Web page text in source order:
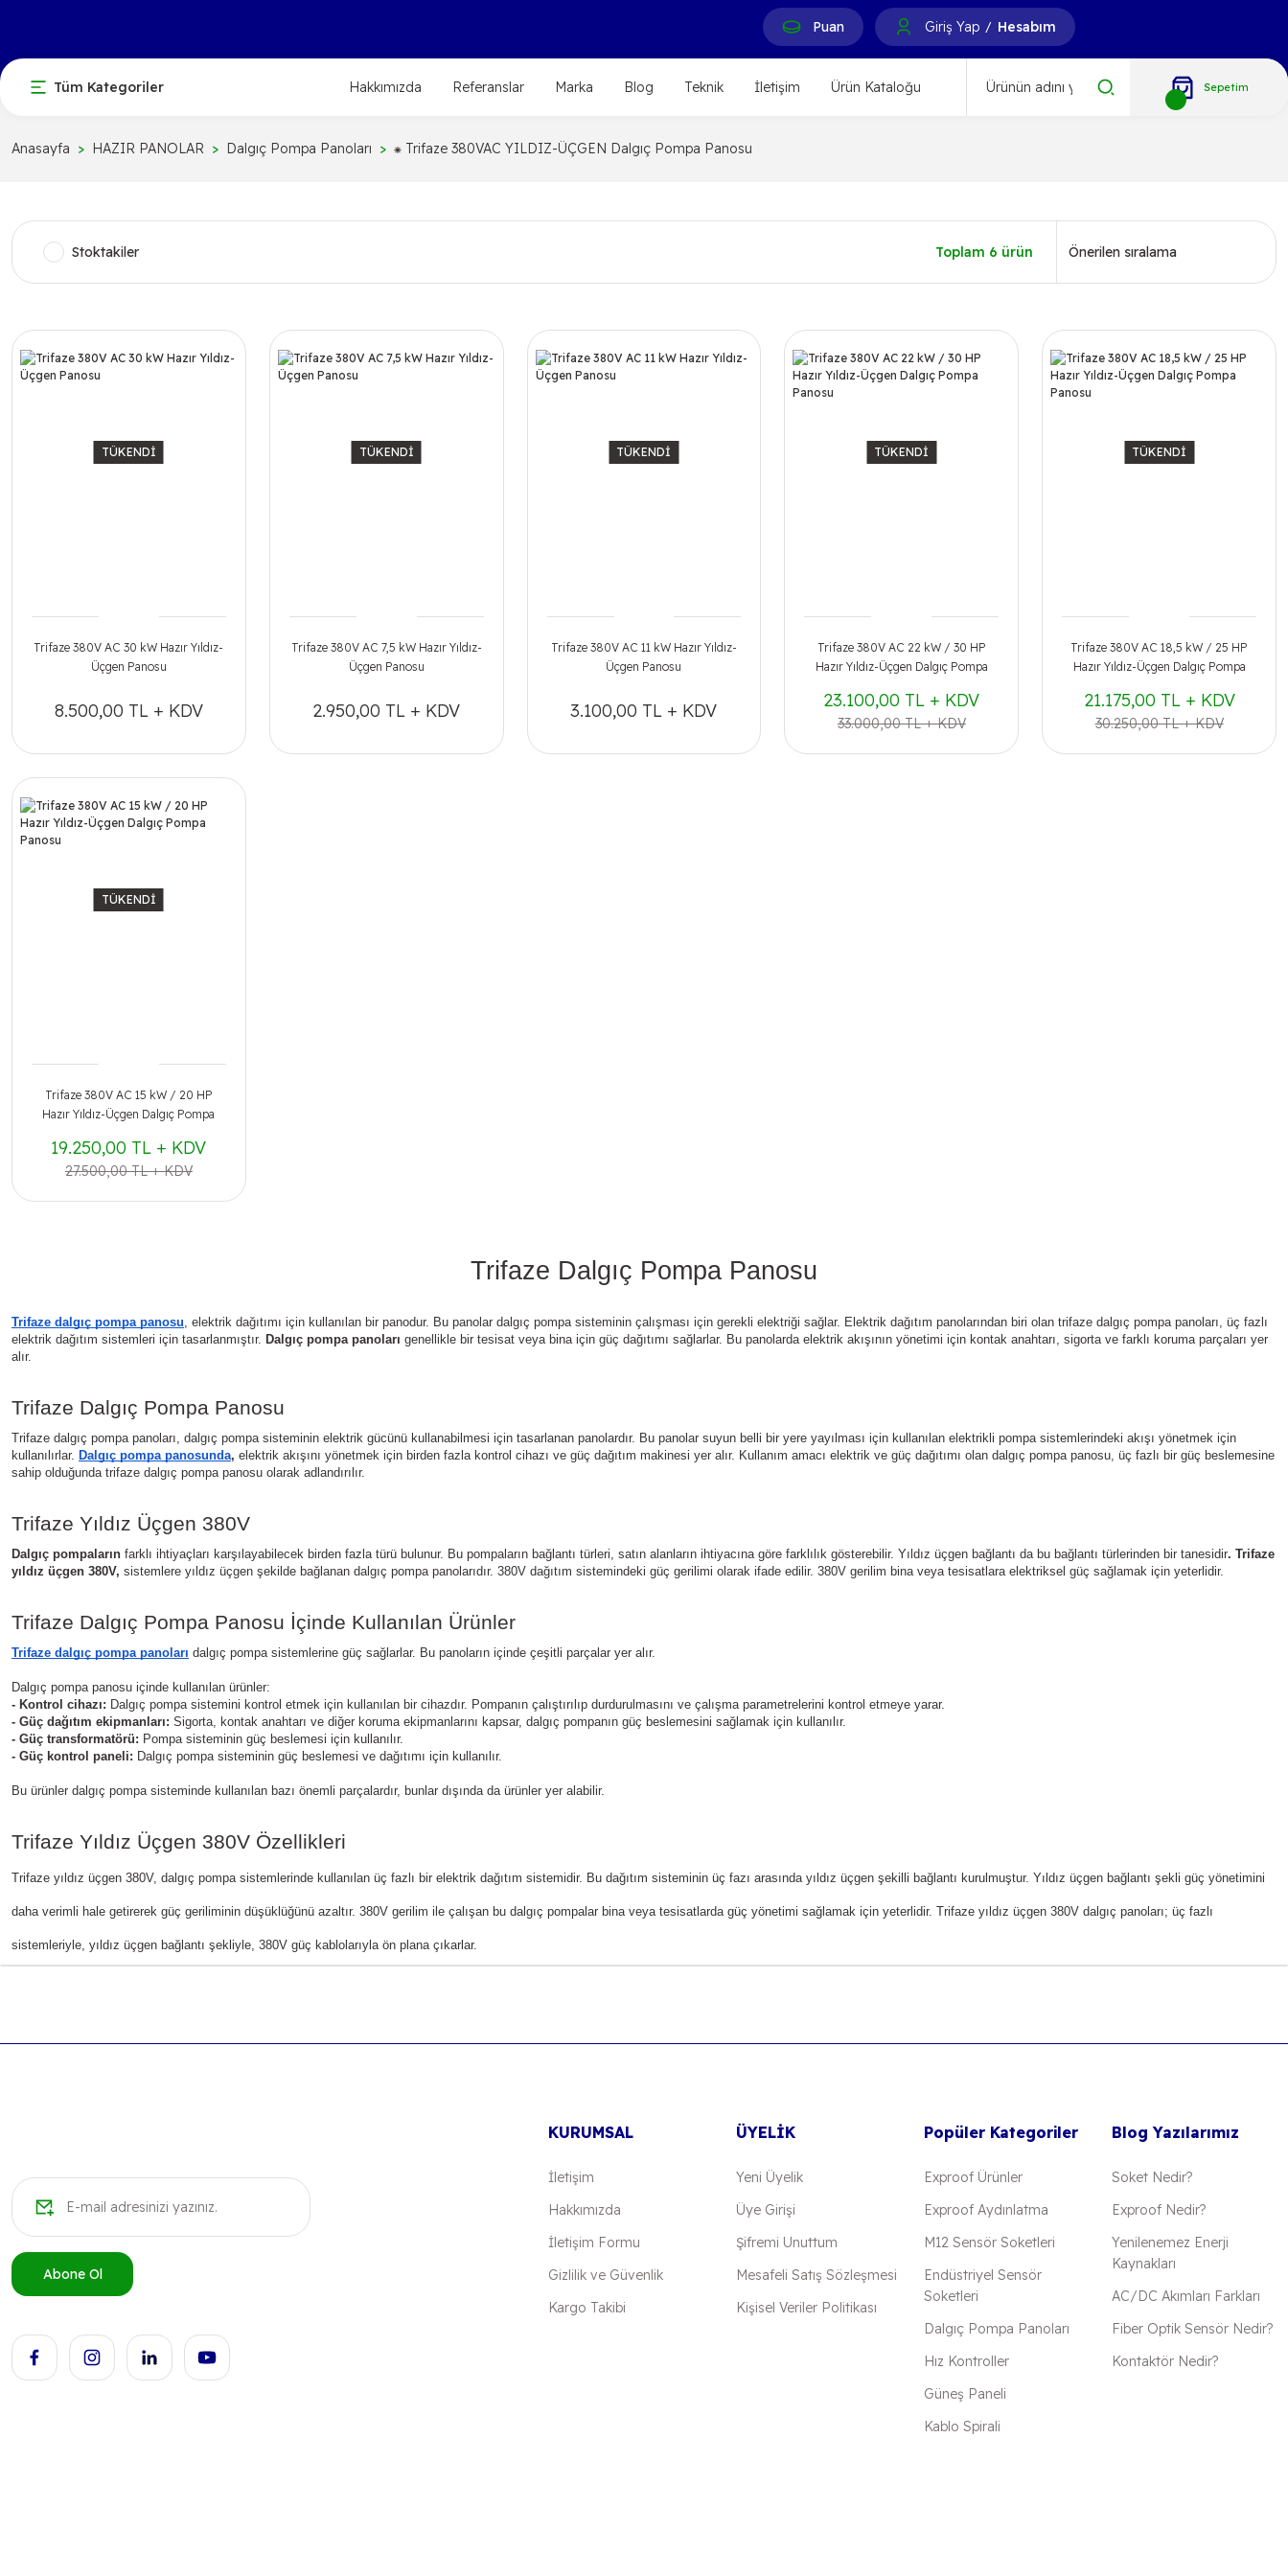
Puan Giriş Yap / Hesabım
Tüm Kategoriler Hakkımızda Referanslar Marka Blog Teknik İletişim Ürün Kataloğu Sepetim
Anasayfa HAZIR PANOLAR Dalgıç Pompa Panoları ⁕ Trifaze 380VAC YILDIZ-ÜÇGEN Dalgıç Pompa Panosu
Stoktakiler Toplam 6 ürün
TÜKENDİ
Trifaze 380V AC 30 kW Hazır Yıldız-
Üçgen Panosu
8.500,00 TL + KDV
TÜKENDİ
Trifaze 380V AC 7,5 kW Hazır Yıldız-
Üçgen Panosu
2.950,00 TL + KDV
TÜKENDİ
Trifaze 380V AC 11 kW Hazır Yıldız-
Üçgen Panosu
3.100,00 TL + KDV
TÜKENDİ
Trifaze 380V AC 22 kW / 30 HP
Hazır Yıldız-Üçgen Dalgıç Pompa
23.100,00 TL + KDV
33.000,00 TL + KDV
TÜKENDİ
Trifaze 380V AC 18,5 kW / 25 HP
Hazır Yıldız-Üçgen Dalgıç Pompa
21.175,00 TL + KDV
30.250,00 TL + KDV
TÜKENDİ
Trifaze 380V AC 15 kW / 20 HP
Hazır Yıldız-Üçgen Dalgıç Pompa
19.250,00 TL + KDV
27.500,00 TL + KDV
Trifaze Dalgıç Pompa Panosu
Trifaze dalgıç pompa panosu, elektrik dağıtımı için kullanılan bir panodur. Bu panolar dalgıç pompa sisteminin çalışması için gerekli elektriği sağlar. Elektrik dağıtım panolarından biri olan trifaze dalgıç pompa panoları, üç fazlı
elektrik dağıtım sistemleri için tasarlanmıştır. Dalgıç pompa panoları genellikle bir tesisat veya bina için güç dağıtımı sağlarlar. Bu panolarda elektrik akışının yönetimi için kontak anahtarı, sigorta ve farklı koruma parçaları yer
alır.
Trifaze Dalgıç Pompa Panosu
Trifaze dalgıç pompa panoları, dalgıç pompa sisteminin elektrik gücünü kullanabilmesi için tasarlanan panolardır. Bu panolar suyun belli bir yere yayılması için kullanılan elektrikli pompa sistemlerindeki akışı yönetmek için
kullanılırlar. Dalgıç pompa panosunda, elektrik akışını yönetmek için birden fazla kontrol cihazı ve güç dağıtım makinesi yer alır. Kullanım amacı elektrik ve güç dağıtımı olan dalgıç pompa panosu, üç fazlı bir güç beslemesine
sahip olduğunda trifaze dalgıç pompa panosu olarak adlandırılır.
Trifaze Yıldız Üçgen 380V
Dalgıç pompaların farklı ihtiyaçları karşılayabilecek birden fazla türü bulunur. Bu pompaların bağlantı türleri, satın alanların ihtiyacına göre farklılık gösterebilir. Yıldız üçgen bağlantı da bu bağlantı türlerinden bir tanesidir. Trifaze
yıldız üçgen 380V, sistemlere yıldız üçgen şekilde bağlanan dalgıç pompa panolarıdır. 380V dağıtım sistemindeki güç gerilimi olarak ifade edilir. 380V gerilim bina veya tesisatlara elektriksel güç sağlamak için yeterlidir.
Trifaze Dalgıç Pompa Panosu İçinde Kullanılan Ürünler
Trifaze dalgıç pompa panoları dalgıç pompa sistemlerine güç sağlarlar. Bu panoların içinde çeşitli parçalar yer alır.
Dalgıç pompa panosu içinde kullanılan ürünler:
- Kontrol cihazı: Dalgıç pompa sistemini kontrol etmek için kullanılan bir cihazdır. Pompanın çalıştırılıp durdurulmasını ve çalışma parametrelerini kontrol etmeye yarar.
- Güç dağıtım ekipmanları: Sigorta, kontak anahtarı ve diğer koruma ekipmanlarını kapsar, dalgıç pompanın güç beslemesini sağlamak için kullanılır.
- Güç transformatörü: Pompa sisteminin güç beslemesi için kullanılır.
- Güç kontrol paneli: Dalgıç pompa sisteminin güç beslemesi ve dağıtımı için kullanılır.
Bu ürünler dalgıç pompa sisteminde kullanılan bazı önemli parçalardır, bunlar dışında da ürünler yer alabilir.
Trifaze Yıldız Üçgen 380V Özellikleri
Trifaze yıldız üçgen 380V, dalgıç pompa sistemlerinde kullanılan üç fazlı bir elektrik dağıtım sistemidir. Bu dağıtım sisteminin üç fazı arasında yıldız üçgen şekilli bağlantı kurulmuştur. Yıldız üçgen bağlantı şekli güç yönetimini
daha verimli hale getirerek güç geriliminin düşüklüğünü azaltır. 380V gerilim ile çalışan bu dalgıç pompalar bina veya tesisatlarda güç yönetimi sağlamak için yeterlidir. Trifaze yıldız üçgen 380V dalgıç panoları; üç fazlı
sistemleriyle, yıldız üçgen bağlantı şekliyle, 380V güç kablolarıyla ön plana çıkarlar.
Abone Ol
KURUMSAL
İletişim
Hakkımızda
İletişim Formu
Gizlilik ve Güvenlik
Kargo Takibi
ÜYELİK
Yeni Üyelik
Üye Girişi
Şifremi Unuttum
Mesafeli Satış Sözleşmesi
Kişisel Veriler Politikası
Popüler Kategoriler
Exproof Ürünler
Exproof Aydınlatma
M12 Sensör Soketleri
Endüstriyel Sensör
Soketleri
Dalgıç Pompa Panoları
Hız Kontroller
Güneş Paneli
Kablo Spirali
Blog Yazılarımız
Soket Nedir?
Exproof Nedir?
Yenilenemez Enerji
Kaynakları
AC/DC Akımları Farkları
Fiber Optik Sensör Nedir?
Kontaktör Nedir?